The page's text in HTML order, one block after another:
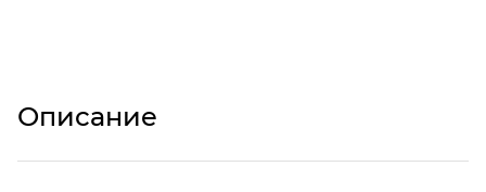
Описание